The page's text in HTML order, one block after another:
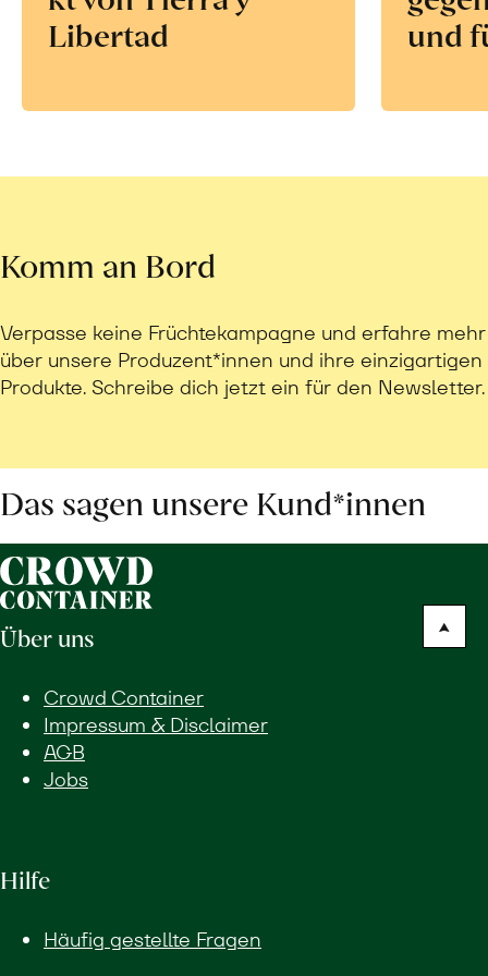
Libertad
und
Komm an Bord
Verpasse keine Früchtekampagne und erfahre mehr
über unsere Produzent*innen und ihre einzigartigen
Produkte. Schreibe dich jetzt ein für den Newsletter.
Das sagen unsere Kund*innen
Über uns
Crowd Container
Impressum & Disclaimer
AGB
Jobs
Hilfe
Häufig gestellte Fragen